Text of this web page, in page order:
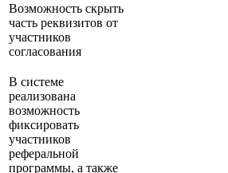
Возможность скрыть
часть реквизитов от
участников
согласования
В системе
реализована
возможность
фиксировать
участников
реферальной
программы, а также